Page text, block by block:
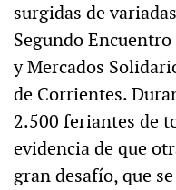
surgidas de
Segundo
y Mercados
de Corrientes.
2.500 feriantes de
evidencia de que
gran desafío, que